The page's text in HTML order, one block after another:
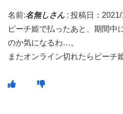
名前:名無しさん : 投稿日：
ピーチ姫で払ったあと、期間中
のか気になるわ…。
またオンライン切れたらピーチ